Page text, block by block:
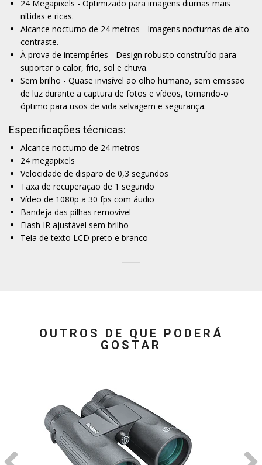
24 Megapixels - Optimizado para imagens diurnas mais
nítidas e ricas.
Alcance nocturno de 24 metros - Imagens nocturnas de alto
contraste.
À prova de intempéries - Design robusto construído para
suportar o calor, frio, sol e chuva.
Sem brilho - Quase invisível ao olho humano, sem emissão
de luz durante a captura de fotos e vídeos, tornando-o
óptimo para usos de vida selvagem e segurança.
Especificações técnicas:
Alcance nocturno de 24 metros
24 megapixels
Velocidade de disparo de 0,3 segundos
Taxa de recuperação de 1 segundo
Vídeo de 1080p a 30 fps com áudio
Bandeja das pilhas removível
Flash IR ajustável sem brilho
Tela de texto LCD preto e branco
OUTROS DE QUE PODERÁ
GOSTAR